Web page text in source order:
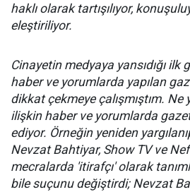
haklı olarak tartışılıyor,
eleştiriliyor.
Cinayetin medyaya yansıdığı
haber ve yorumlarda yapılan
dikkat çekmeye çalışmıştım. Ne
ilişkin haber ve yorumlarda
ediyor. Örneğin yeniden
Nevzat Bahtiyar, Show TV ve
mecralarda 'itirafçı' olarak
bile suçunu değiştirdi; Nevzat